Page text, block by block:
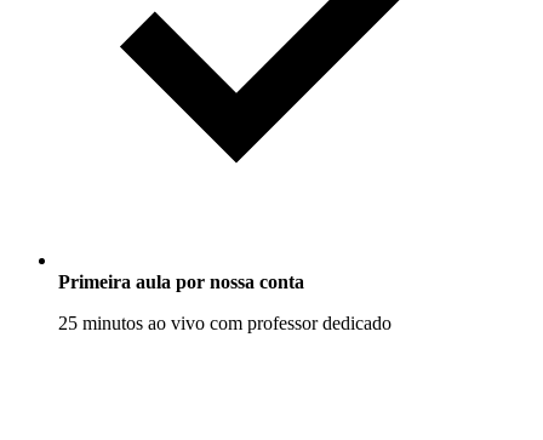
Primeira aula por nossa conta
25 minutos ao vivo com professor dedicado